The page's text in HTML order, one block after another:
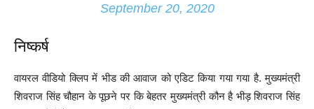
September 20, 2020
निष्कर्ष
वायरल वीडियो क्लिप में भीड की आवाज को एडिट किया गया गया है. मुख्यमंत्री
शिवराज सिंह चौहान के पूछने पर कि बेहतर मुख्यमंत्री कौन है भीड़ शिवराज सिंह